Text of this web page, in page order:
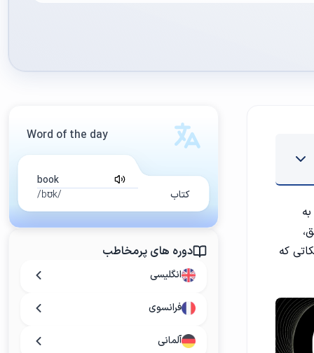
که
Word of the day
book
کتاب
/bʊk/
دوره های پرمخاطب
انگلیسی
فرانسوی
آلمانی